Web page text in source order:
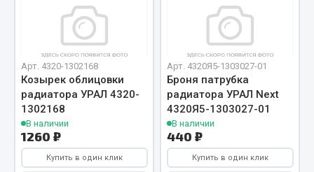
Тройники
Трубки, муфты, гайки
Фитинги
Штуцеры
Весь раздел
Инструмент
Арт. 4320-1302168
Козырек облицовки
радиатора УРАЛ 4320-
1302168
В наличии
1260 ₽
Купить в один клик
Арт. 4320Я5-1303027-01
Броня патрубка
радиатора УРАЛ Next
4320Я5-1303027-01
В наличии
440 ₽
Купить в один клик